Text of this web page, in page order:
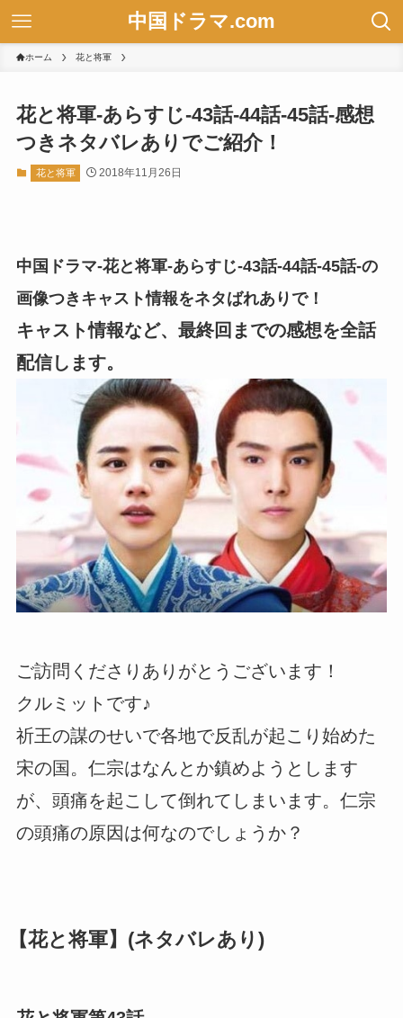
中国ドラマ.com
ホーム 花と将軍
花と将軍-あらすじ-43話-44話-45話-感想
つきネタバレありでご紹介！
花と将軍 2018年11月26日
中国ドラマ-花と将軍-あらすじ-43話-44話-45話-の
画像つきキャスト情報をネタばれありで！
キャスト情報など、最終回までの感想を全話
配信します。
ご訪問くださりありがとうございます！
クルミットです♪
祈王の謀のせいで各地で反乱が起こり始めた
宋の国。仁宗はなんとか鎮めようとします
が、頭痛を起こして倒れてしまいます。仁宗
の頭痛の原因は何なのでしょうか？
【花と将軍】(ネタバレあり)